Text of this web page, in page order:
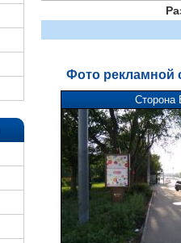
Фото рекламной
Сторона